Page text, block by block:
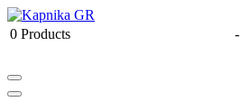
0 Products -